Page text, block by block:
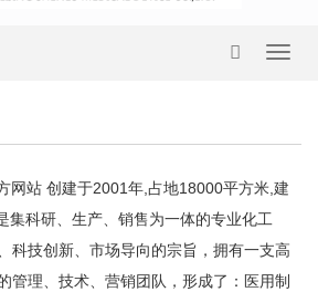
网站 创建于2001年,占地18000平方米,建
集科研、生产、销售为一体的专业化工
科技创新、市场导向的宗旨，拥有一支高
管理、技术、营销团队，形成了：医用制